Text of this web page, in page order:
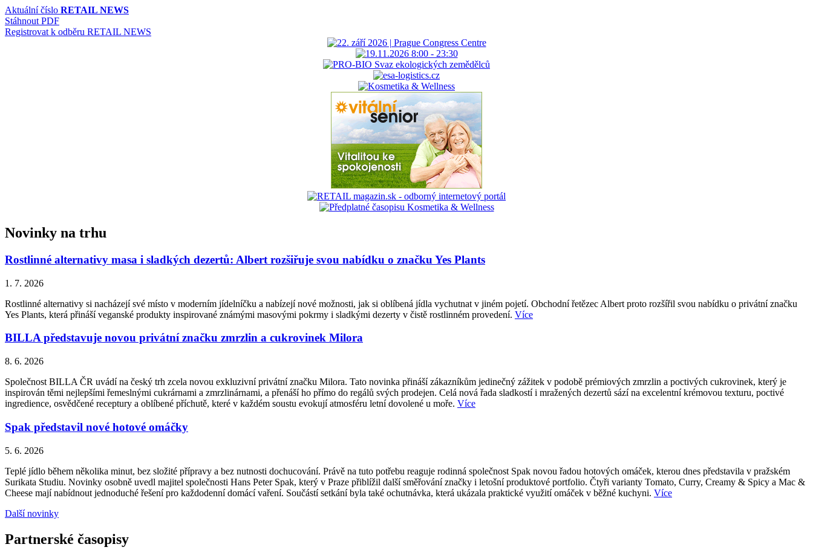
příspěvek
Aktuální číslo RETAIL NEWS
Stáhnout PDF
Registrovat k odběru RETAIL NEWS
Novinky na trhu
Rostlinné alternativy masa i sladkých dezertů: Albert rozšiřuje svou nabídku o značku Yes Plants
1. 7. 2026
Rostlinné alternativy si nacházejí své místo v moderním jídelníčku a nabízejí nové možnosti, jak si oblíbená jídla vychutnat v jiném pojetí. Obchodní řetězec Albert proto rozšířil svou nabídku o privátní značku
Yes Plants, která přináší veganské produkty inspirované známými masovými pokrmy i sladkými dezerty v čistě rostlinném provedení. Více
BILLA představuje novou privátní značku zmrzlin a cukrovinek Milora
8. 6. 2026
Společnost BILLA ČR uvádí na český trh zcela novou exkluzivní privátní značku Milora. Tato novinka přináší zákazníkům jedinečný zážitek v podobě prémiových zmrzlin a poctivých cukrovinek, který je
inspirován těmi nejlepšími řemeslnými cukrárnami a zmrzlinárnami, a přenáší ho přímo do regálů svých prodejen. Celá nová řada sladkostí i mražených dezertů sází na excelentní krémovou texturu, poctivé
ingredience, osvědčené receptury a oblíbené příchutě, které v každém soustu evokují atmosféru letní dovolené u moře. Více
Spak představil nové hotové omáčky
5. 6. 2026
Teplé jídlo během několika minut, bez složité přípravy a bez nutnosti dochucování. Právě na tuto potřebu reaguje rodinná společnost Spak novou řadou hotových omáček, kterou dnes představila v pražském
Surikata Studiu. Novinky osobně uvedl majitel společnosti Hans Peter Spak, který v Praze přiblížil další směřování značky i letošní produktové portfolio. Čtyři varianty Tomato, Curry, Creamy & Spicy a Mac &
Cheese mají nabídnout jednoduché řešení pro každodenní domácí vaření. Součástí setkání byla také ochutnávka, která ukázala praktické využití omáček v běžné kuchyni. Více
Další novinky
Partnerské časopisy